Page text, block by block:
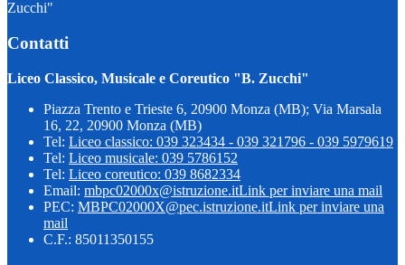
Zucchi"
Contatti
Liceo Classico, Musicale e Coreutico "B. Zucchi"
Piazza Trento e Trieste 6, 20900 Monza (MB); Via Marsala
16, 22, 20900 Monza (MB)
Tel: Liceo classico: 039 323434 - 039 321796 - 039 5979619
Tel: Liceo musicale: 039 5786152
Tel: Liceo coreutico: 039 8682334
Email: mbpc02000x@istruzione.itLink per inviare una mail
PEC: MBPC02000X@pec.istruzione.itLink per inviare una
mail
C.F.: 85011350155